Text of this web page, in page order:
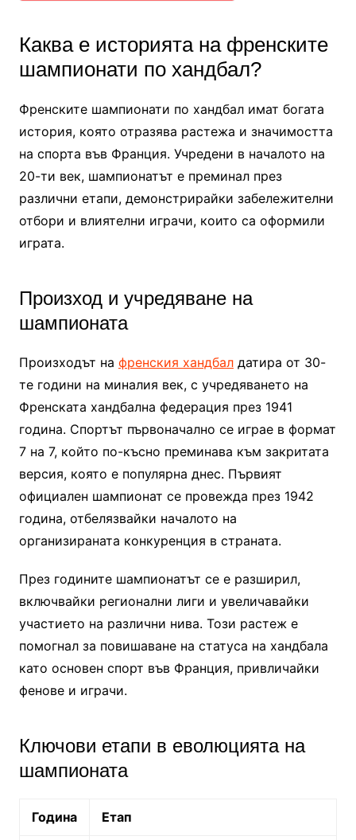
Каква е историята на френските
шампионати по хандбал?
Френските шампионати по хандбал имат богата
история, която отразява растежа и значимостта
на спорта във Франция. Учредени в началото на
20-ти век, шампионатът е преминал през
различни етапи, демонстрирайки забележителни
отбори и влиятелни играчи, които са оформили
играта.
Произход и учредяване на
шампионата
Произходът на френския хандбалдатира от 30-
те години на миналия век, с учредяването на
Френската хандбална федерация през 1941
година. Спортът първоначално се играе в формат
7 на 7, който по-късно преминава към закритата
версия, която е популярна днес. Първият
официален шампионат се провежда през 1942
година, отбелязвайки началото на
организираната конкуренция в страната.
През годините шампионатът се е разширил,
включвайки регионални лиги и увеличавайки
участието на различни нива. Този растеж е
помогнал за повишаване на статуса на хандбала
като основен спорт във Франция, привличайки
фенове и играчи.
Ключови етапи в еволюцията на
шампионата
Година Етап